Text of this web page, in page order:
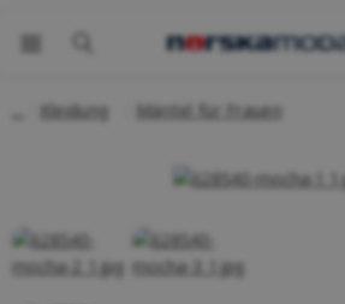
Kleidung Mäntel für Frauen